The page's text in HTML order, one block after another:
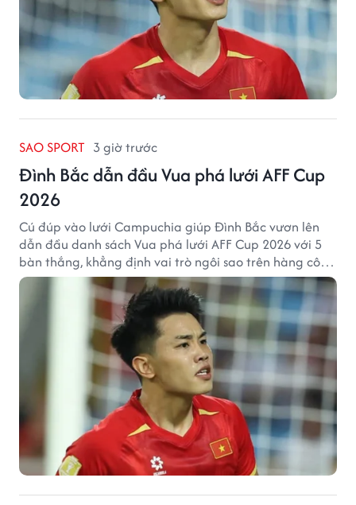
SAO SPORT 3 giờ trước
Đình Bắc dẫn đầu Vua phá lưới AFF Cup
2026
Cú đúp vào lưới Campuchia giúp Đình Bắc vươn lên
dẫn đầu danh sách Vua phá lưới AFF Cup 2026 với 5
bàn thắng, khẳng định vai trò ngôi sao trên hàng công
tuyển Việt Nam.